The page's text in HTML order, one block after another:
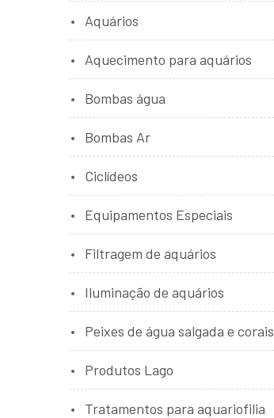
Aquários
Aquecimento para aquários
Bombas água
Bombas Ar
Ciclídeos
Equipamentos Especiais
Filtragem de aquários
Iluminação de aquários
Peixes de água salgada e corais
Produtos Lago
Tratamentos para aquariofilia